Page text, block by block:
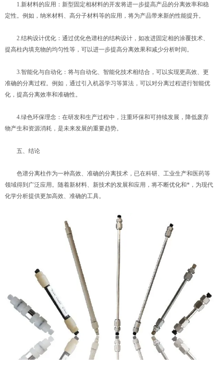
1.新材料的应用：新型固定相材料的开发将进一步提高产品的分离效率和稳
定性。例如，纳米材料、高分子材料等的应用，将为产品带来新的性能提升。
2.结构设计优化：通过优化色谱柱的结构设计，如改进固定相的涂覆技术、
提高柱内填充物的均匀性等，可以进一步提高分离效果和减少分析时间。
3.智能化与自动化：将与自动化、智能化技术相结合，可以实现更高效、更
准确的分离过程。例如，通过引入机器学习等算法，可以对分离过程进行智能优
化，提高分离效率和准确性。
4.绿色环保理念：在研发和生产过程中，注重环保和可持续发展，降低废弃
物产生和资源消耗，是未来发展的重要趋势。
五、结论
色谱分离柱作为一种高效、准确的分离技术，已在科研、工业生产和医药等
领域得到广泛应用。随着新材料、新技术的发展和应用，将不断优化和*，为现代
化学分析提供更加高效、准确的工具。